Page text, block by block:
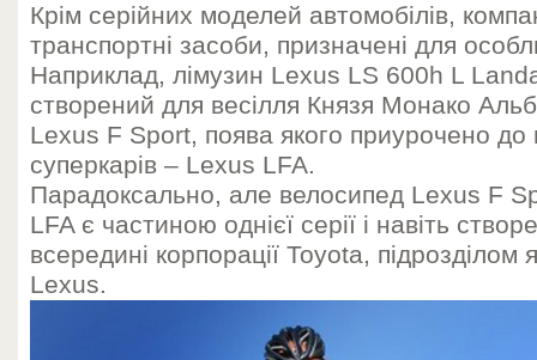
Крім серійних моделей автомобілів,
транспортні засоби, призначені для
Наприклад, лімузин Lexus LS 600h L
створений для весілля Князя Монако
Lexus F Sport, поява якого приурочено до
суперкарів – Lexus LFA.
Парадоксально, але велосипед Lexus F
LFA є частиною однієї серії і навіть
всередині корпорації Toyota, підрозділом
Lexus.